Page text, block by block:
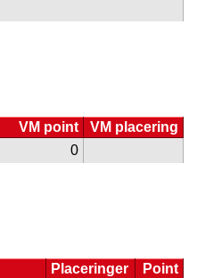
VM point
VM placering
0
Placeringer
Point